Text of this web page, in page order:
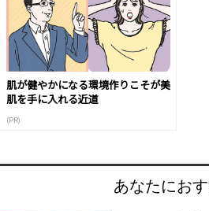
肌が健やかになる環境作りこそが美
肌を手に入れる近道
(PR)
あなたにお